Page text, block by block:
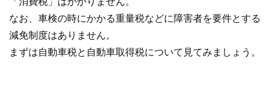
なお、車検の時にかかる重量税などに障害者を要件とする
減免制度はありません。
まずは自動車税と自動車取得税について見てみましょう。